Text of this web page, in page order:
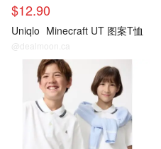
$12.90
Uniqlo Minecraft UT 图案T恤
@dealmoon.ca